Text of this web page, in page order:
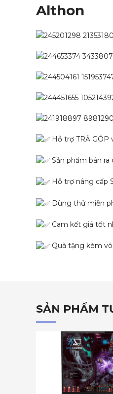
Althon
Hỗ trợ TRẢ
Sản phẩm bán
Hỗ trợ nâng cấp
Dùng thử miễn
Cam kết giá tốt
Quà tặng kèm
SẢN PHẨM